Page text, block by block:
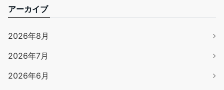
アーカイブ
2026年8月
2026年7月
2026年6月